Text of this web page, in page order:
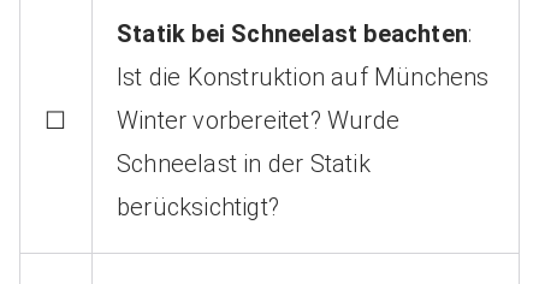
☐
Statik bei Schneelast beachten:
Ist die Konstruktion auf Münchens
Winter vorbereitet? Wurde
Schneelast in der Statik
berücksichtigt?